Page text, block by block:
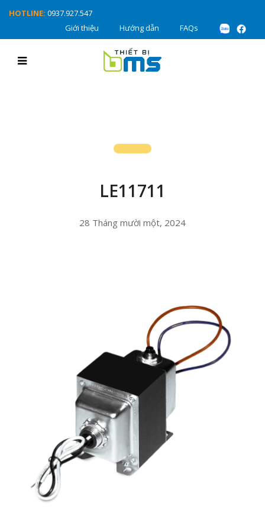
HOTLINE: 0937.927.547
Giới thiệu
Hướng dẫn FAQs
LE11711
28 Tháng mười một, 2024